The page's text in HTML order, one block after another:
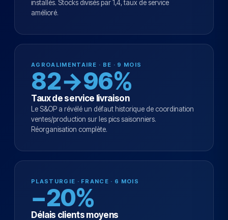
installés. Stocks divisés par 1,4, taux de service
amélioré.
AGROALIMENTAIRE · BE · 9 MOIS
82→96%
Taux de service livraison
Le S&OP a révélé un défaut historique de coordination
ventes/production sur les pics saisonniers.
Réorganisation complète.
PLASTURGIE · FRANCE · 6 MOIS
−20%
Délais clients moyens